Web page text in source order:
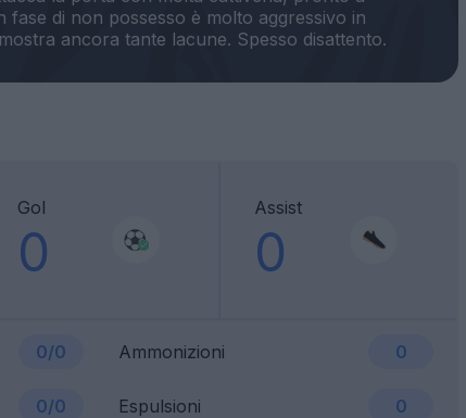
fase di non possesso è molto aggressivo in
Gol
0
Assist
0
0/0 Ammonizioni 0
0/0 Espulsioni 0